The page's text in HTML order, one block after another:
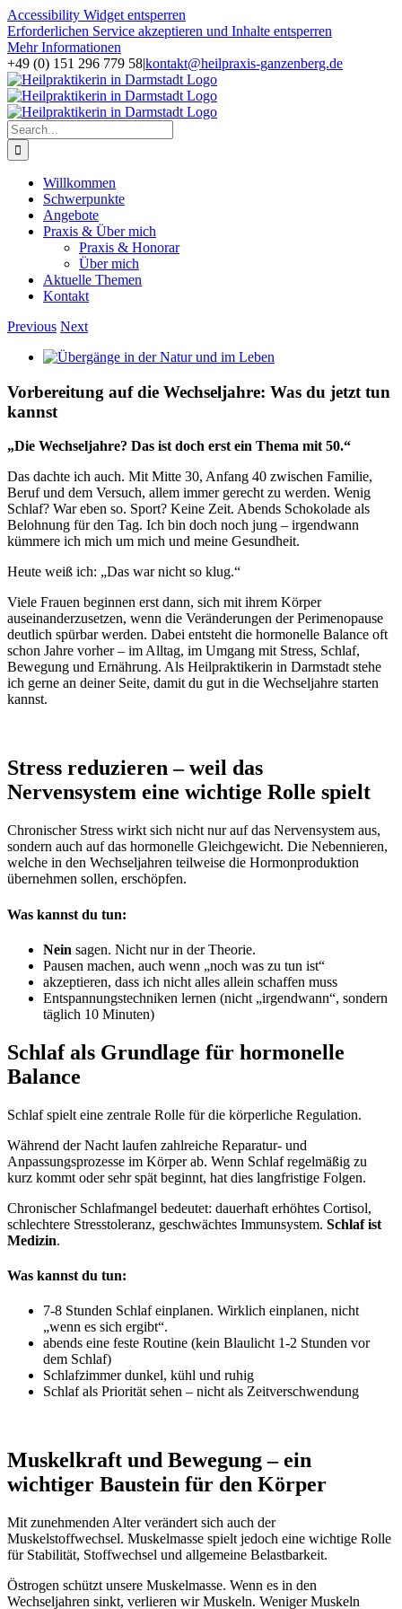
Accessibility Widget entsperren
Erforderlichen Service akzeptieren und Inhalte entsperren
Mehr Informationen
Skip
to
content
+49 (0) 151 296 779 58|kontakt@heilpraxis-ganzenberg.de
Facebook
Instagram
Search
for:
Willkommen
Schwerpunkte
Angebote
Praxis & Über mich
Praxis & Honorar
Über mich
Aktuelle Themen
Kontakt
Previous Next
View
Image
Vorbereitung auf die Wechseljahre: Was du jetzt tun
kannst
„Die Wechseljahre? Das ist doch erst ein Thema mit 50.“
Das dachte ich auch. Mit Mitte 30, Anfang 40 zwischen Familie,
Beruf und dem Versuch, allem immer gerecht zu werden. Wenig
Schlaf? War eben so. Sport? Keine Zeit. Abends Schokolade als
Belohnung für den Tag. Ich bin doch noch jung – irgendwann
kümmere ich mich um mich und meine Gesundheit.
Heute weiß ich: „Das war nicht so klug.“
Viele Frauen beginnen erst dann, sich mit ihrem Körper
auseinanderzusetzen, wenn die Veränderungen der Perimenopause
deutlich spürbar werden. Dabei entsteht die hormonelle Balance oft
schon Jahre vorher – im Alltag, im Umgang mit Stress, Schlaf,
Bewegung und Ernährung. Als Heilpraktikerin in Darmstadt stehe
ich gerne an deiner Seite, damit du gut in die Wechseljahre starten
kannst.
Stress reduzieren – weil das
Nervensystem eine wichtige Rolle spielt
Chronischer Stress wirkt sich nicht nur auf das Nervensystem aus,
sondern auch auf das hormonelle Gleichgewicht. Die Nebennieren,
welche in den Wechseljahren teilweise die Hormonproduktion
übernehmen sollen, erschöpfen.
Was kannst du tun:
Nein sagen. Nicht nur in der Theorie.
Pausen machen, auch wenn „noch was zu tun ist“
akzeptieren, dass ich nicht alles allein schaffen muss
Entspannungstechniken lernen (nicht „irgendwann“, sondern
täglich 10 Minuten)
Schlaf als Grundlage für hormonelle
Balance
Schlaf spielt eine zentrale Rolle für die körperliche Regulation.
Während der Nacht laufen zahlreiche Reparatur- und
Anpassungsprozesse im Körper ab. Wenn Schlaf regelmäßig zu
kurz kommt oder sehr spät beginnt, hat dies langfristige Folgen.
Chronischer Schlafmangel bedeutet: dauerhaft erhöhtes Cortisol,
schlechtere Stresstoleranz, geschwächtes Immunsystem. Schlaf ist
Medizin.
Was kannst du tun:
7-8 Stunden Schlaf einplanen. Wirklich einplanen, nicht
„wenn es sich ergibt“.
abends eine feste Routine (kein Blaulicht 1-2 Stunden vor
dem Schlaf)
Schlafzimmer dunkel, kühl und ruhig
Schlaf als Priorität sehen – nicht als Zeitverschwendung
Muskelkraft und Bewegung – ein
wichtiger Baustein für den Körper
Mit zunehmenden Alter verändert sich auch der
Muskelstoffwechsel. Muskelmasse spielt jedoch eine wichtige Rolle
für Stabilität, Stoffwechsel und allgemeine Belastbarkeit.
Östrogen schützt unsere Muskelmasse. Wenn es in den
Wechseljahren sinkt, verlieren wir Muskeln. Weniger Muskeln